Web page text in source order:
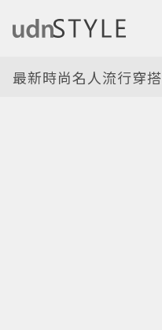
最新時尚名人流行穿搭